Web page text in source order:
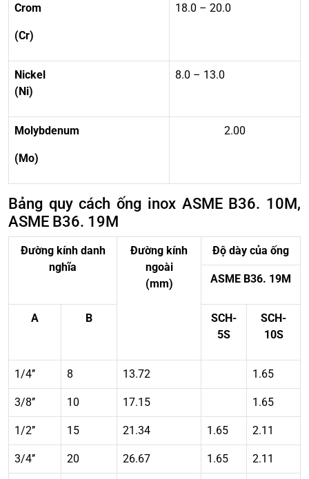
Crom
(Cr)
18.0 – 20.0
Nickel
(Ni)
8.0 – 13.0
Molybdenum
(Mo)
2.00
Bảng quy cách ống inox ASME B36. 10M,
ASME B36. 19M
Đường kính danh
nghĩa
Đường kính
ngoài
(mm)
Độ dày của ống
ASME B36. 19M
A B
SCH-
5S
SCH-
10S
1/4’’ 8 13.72 1.65
3/8’’ 10 17.15 1.65
1/2’’ 15 21.34 1.65 2.11
3/4’’ 20 26.67 1.65 2.11